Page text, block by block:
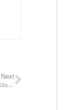
Next
Jokowi Telah Resmikan Tol Sayung-Demak Sepanjang 16,01 Kilometer